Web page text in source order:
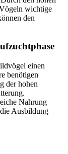
wichtige
den
einen
benötigen
der hohen
Nahrung
Ausbildung